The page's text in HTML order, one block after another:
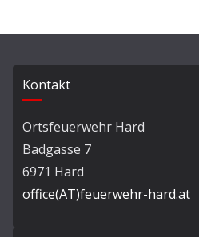
Kontakt
Ortsfeuerwehr Hard
Badgasse 7
6971 Hard
office(AT)feuerwehr-hard.at